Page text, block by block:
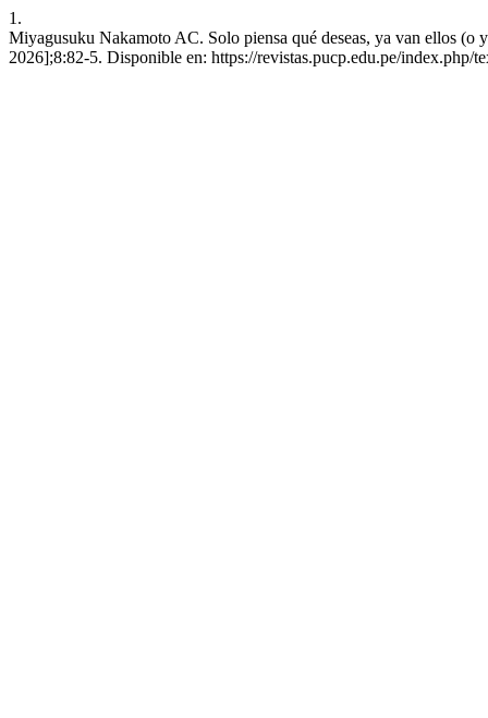
1.
Miyagusuku Nakamoto AC. Solo piensa qué deseas, ya van ellos
2026];8:82-5. Disponible en: https://revistas.pucp.edu.pe/index.php/